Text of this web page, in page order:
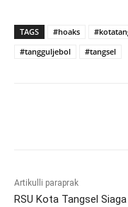
TAGS #hoaks
#tangguljebol
#tangsel
Artikulli paraprak
RSU Kota Tangsel Siaga